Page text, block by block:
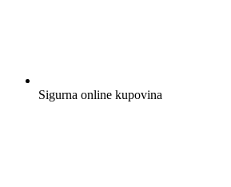
Sigurna online kupovina